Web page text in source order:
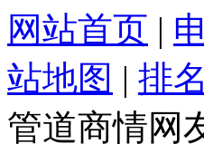
网站首页 |
站地图 | 排
管道商情网